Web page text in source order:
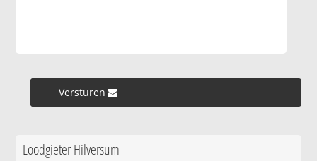
Versturen »
Loodgieter Hilversum